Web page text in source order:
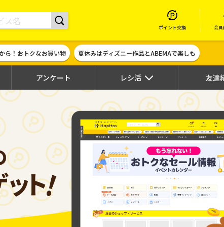
きるポイントサイト | ハピタス
ポイント交換 会員
ら！おトクなお買い物 夏休みはディズニー作品とABEMAで楽しも
アンケート レシ活 友達